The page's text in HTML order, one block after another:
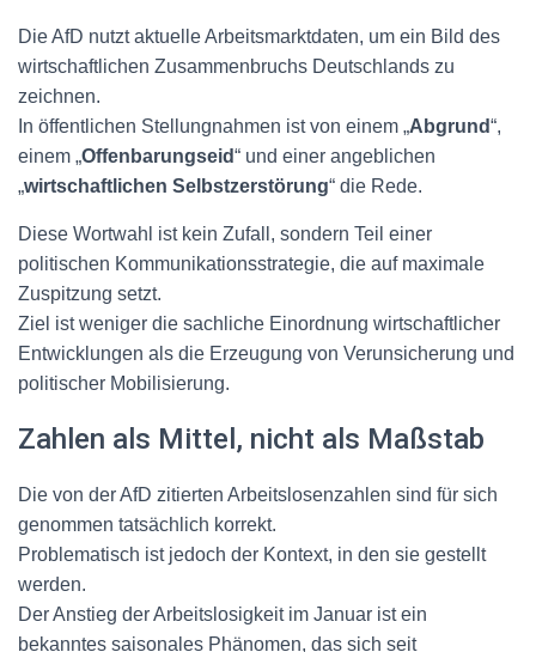
Die AfD nutzt aktuelle Arbeitsmarktdaten, um ein Bild des
wirtschaftlichen Zusammenbruchs Deutschlands zu
zeichnen.
In öffentlichen Stellungnahmen ist von einem „Abgrund“,
einem „Offenbarungseid“ und einer angeblichen
„wirtschaftlichen Selbstzerstörung“ die Rede.
Diese Wortwahl ist kein Zufall, sondern Teil einer
politischen Kommunikationsstrategie, die auf maximale
Zuspitzung setzt.
Ziel ist weniger die sachliche Einordnung wirtschaftlicher
Entwicklungen als die Erzeugung von Verunsicherung und
politischer Mobilisierung.
Zahlen als Mittel, nicht als Maßstab
Die von der AfD zitierten Arbeitslosenzahlen sind für sich
genommen tatsächlich korrekt.
Problematisch ist jedoch der Kontext, in den sie gestellt
werden.
Der Anstieg der Arbeitslosigkeit im Januar ist ein
bekanntes saisonales Phänomen, das sich seit